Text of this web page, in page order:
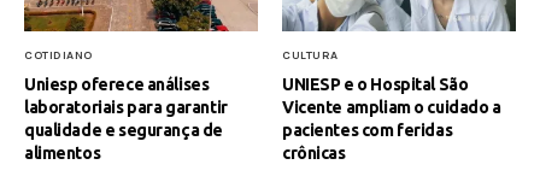
COTIDIANO
Uniesp oferece análises
laboratoriais para garantir
qualidade e segurança de
alimentos
CULTURA
UNIESP e o Hospital São
Vicente ampliam o cuidado a
pacientes com feridas
crônicas